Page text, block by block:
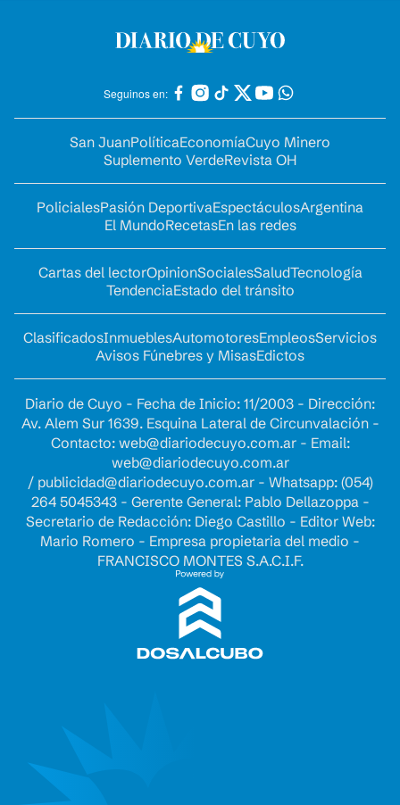
Seguinos en:
San JuanPolíticaEconomíaCuyo Minero
Suplemento VerdeRevista OH
PolicialesPasión DeportivaEspectáculosArgentina
El MundoRecetasEn las redes
Cartas del lectorOpinionSocialesSaludTecnología
TendenciaEstado del tránsito
ClasificadosInmueblesAutomotoresEmpleosServicios
Avisos Fúnebres y MisasEdictos
Diario de Cuyo - Fecha de Inicio: 11/2003 - Dirección:
Av. Alem Sur 1639. Esquina Lateral de Circunvalación -
Contacto: web@diariodecuyo.com.ar- Email:
web@diariodecuyo.com.ar
/ publicidad@diariodecuyo.com.ar- Whatsapp: (054)
264 5045343 - Gerente General: Pablo Dellazoppa -
Secretario de Redacción: Diego Castillo - Editor Web:
Mario Romero - Empresa propietaria del medio -
FRANCISCO MONTES S.A.C.I.F.